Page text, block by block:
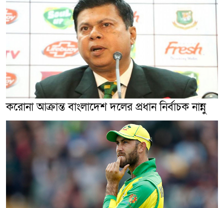
করোনা আক্রান্ত বাংলাদেশ দলের প্রধান নির্বাচক নান্নু